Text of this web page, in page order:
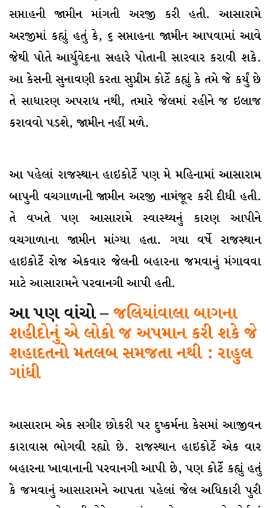
સપ્તાહની જામીન માંગતી અરજી કરી હતી. આસારામે
અરજીમાં કહ્યું હતું કે, ૬ સપ્તાહના જામીન આપવામાં આવે
જેથી પોતે આર્યુવેદના સહારે પોતાની સારવાર કરાવી શકે.
આ કેસની સુનાવણી કરતા સુપ્રીમ કોર્ટે કહ્યું કે તમે જે કર્યું છે
તે સાધારણ અપરાધ નથી, તમારે જેલમાં રહીને જ ઇલાજ
કરાવવો પડશે, જામીન નહીં મળે.
આ પહેલાં રાજસ્થાન હાઇકોર્ટે પણ મે મહિનામાં આસારામ
બાપુની વચગાળાની જામીન અરજી નામંજૂર કરી દીધી હતી.
તે વખતે પણ આસારામે સ્વાસ્થ્યનું કારણ આપીને
વચગાળાના જામીન માંગ્યા હતા. ગયા વર્ષે રાજસ્થાન
હાઇકોર્ટે રોજ એકવાર જેલની બહારના જમવાનું મંગાવવા
માટે આસારામને પરવાનગી આપી હતી.
આ પણ વાંચો –જલિયાંવાલા બાગના
શહીદોનું એ લોકો જ અપમાન કરી શકે જે
શહાદતનો મતલબ સમજતા નથી : રાહુલ
ગાંધી
આસારામ એક સગીર છોકરી પર દુષ્કર્મના કેસમાં આજીવન
કારાવાસ ભોગવી રહ્યો છે. રાજસ્થાન હાઇકોર્ટે એક વાર
બહારના ખાવાનાની પરવાનગી આપી છે, પણ કોર્ટે કહ્યું હતું
કે જમવાનું આસારામને આપતા પહેલાં જેલ અધિકારી પુરી